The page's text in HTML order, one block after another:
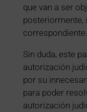
que van a ser
posteriormente,
correspondiente.
Sin duda, este
autorización
por su
para poder
autorización